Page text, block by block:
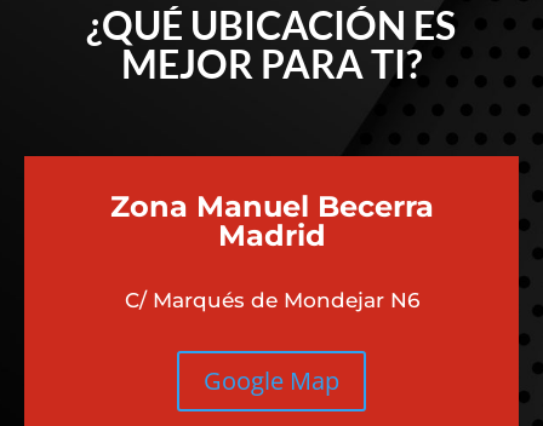
¿QUÉ UBICACIÓN ES
MEJOR PARA TI?
Zona Manuel Becerra
Madrid
C/ Marqués de Mondejar N6
Google Map